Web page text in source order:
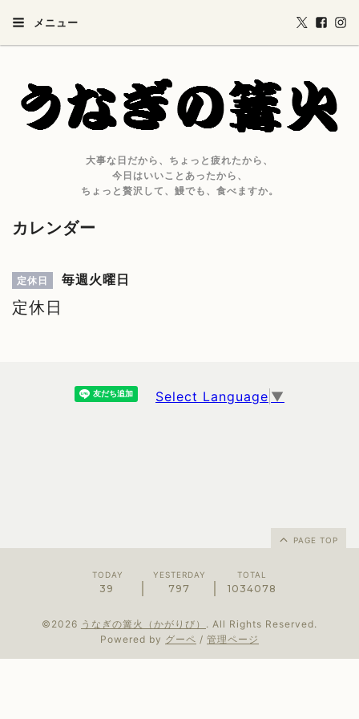
メニュー
大事な日だから、ちょっと疲れたから、
今日はいいことあったから、
ちょっと贅沢して、鰻でも、食べますか。
カレンダー
定休日 毎週火曜日
定休日
Select Language ▼
PAGE TOP
TODAY
39
YESTERDAY
797
TOTAL
1034078
©2026 うなぎの篝火（かがりび） . All Rights Reserved.
Powered by グーペ / 管理ページ